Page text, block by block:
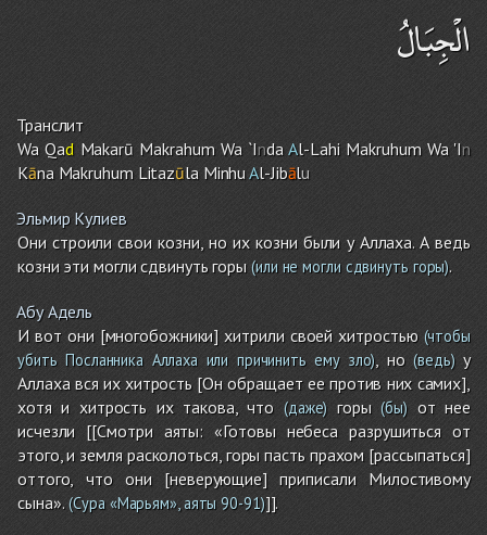
الْجِبَالُ
Транслит
Wa Qad Makarū MakrahumWa `IndaAl-LahiMakruhumWa 'In
Kāna MakruhumLitazūla MinhuAl-Jibālu
Эльмир Кулиев
Они строили свои козни, но их козни были у Аллаха. А ведь
козни эти могли сдвинуть горы (или не могли сдвинуть горы).
Абу Адель
И вот они [многобожники] хитрили своей хитростью(чтобы
убить Посланника Аллаха или причинить ему зло) , но(ведь)у
Аллаха вся их хитрость [Он обращает ее против них самих],
хотя и хитрость их такова, что (даже) горы(бы) от нее
исчезли [[Смотри аяты: «Готовы небеса разрушиться от
этого, и земля расколоться, горы пасть прахом [рассыпаться]
оттого, что они [неверующие] приписали Милостивому
сына». (Сура «Марьям», аяты 90-91)]].